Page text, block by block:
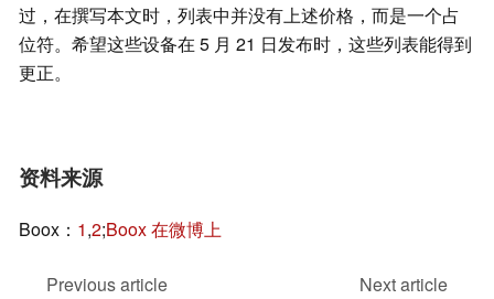
过，在撰写本文时，列表中并没有上述价格，而是一个占
位符。希望这些设备在 5 月 21 日发布时，这些列表能得到
更正。
资料来源
Boox： 1,2;Boox 在微博上
Previous article
Next article